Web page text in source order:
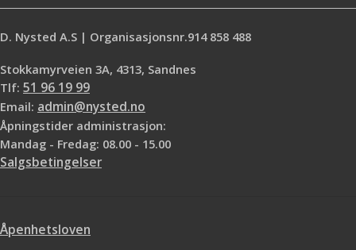
D. Nysted A.S | Organisasjonsnr.914 858 488
Stokkamyrveien 3A, 4313, Sandnes
Tlf: 51 96 19 99
Email: admin@nysted.no
Åpningstider administrasjon:
Mandag - Fredag: 08.00 - 15.00
Salgsbetingelser
Åpenhetsloven